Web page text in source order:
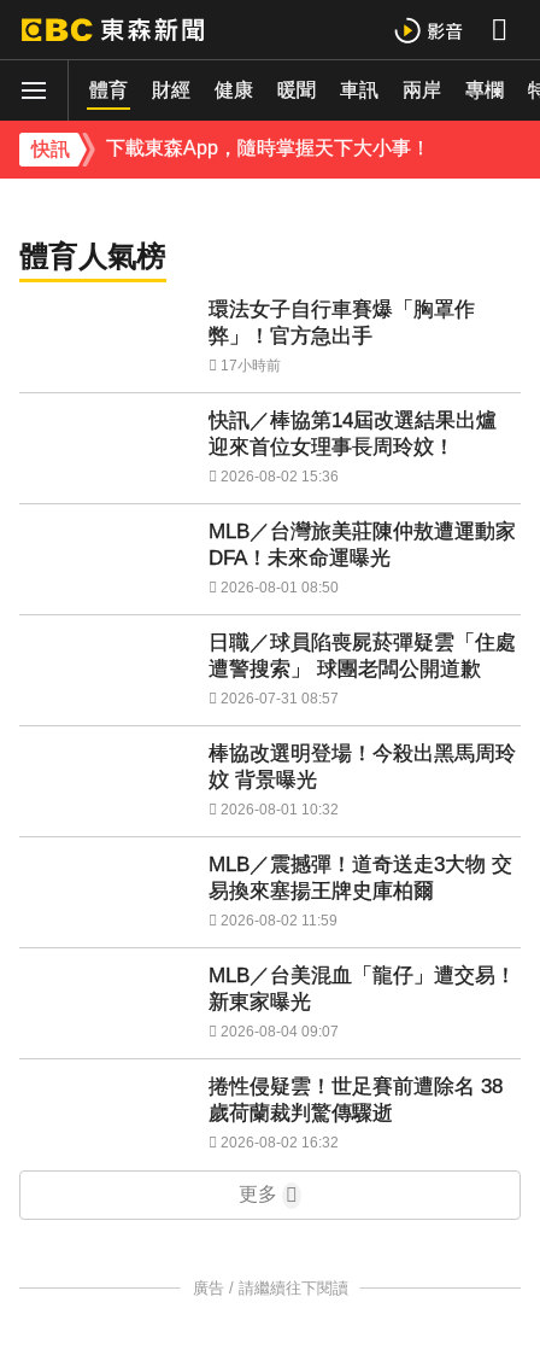
國際 體育 財經 健康 暖聞 車訊 兩岸 專欄
快訊
下載東森App，隨時掌握天下大小事！
《理財達人秀》X 安聯投信免費講座報名中！搶先卡位 2027
下載東森App，隨時掌握天下大小事！
環法女子自行車賽爆「胸罩作弊」！官方急出
手
體育人氣榜
環法女子自行車賽爆「胸罩作
弊」！官方急出手
17小時前
快訊／棒協第14屆改選結果出爐
迎來首位女理事長周玲妏！
2026-08-02 15:36
MLB／台灣旅美莊陳仲敖遭運動家
DFA！未來命運曝光
2026-08-01 08:50
日職／球員陷喪屍菸彈疑雲「住處
遭警搜索」 球團老闆公開道歉
2026-07-31 08:57
棒協改選明登場！今殺出黑馬周玲
妏 背景曝光
2026-08-01 10:32
MLB／震撼彈！道奇送走3大物 交
易換來塞揚王牌史庫柏爾
2026-08-02 11:59
MLB／台美混血「龍仔」遭交易！
新東家曝光
2026-08-04 09:07
捲性侵疑雲！世足賽前遭除名 38
歲荷蘭裁判驚傳驟逝
2026-08-02 16:32
更多
廣告 / 請繼續往下閱讀